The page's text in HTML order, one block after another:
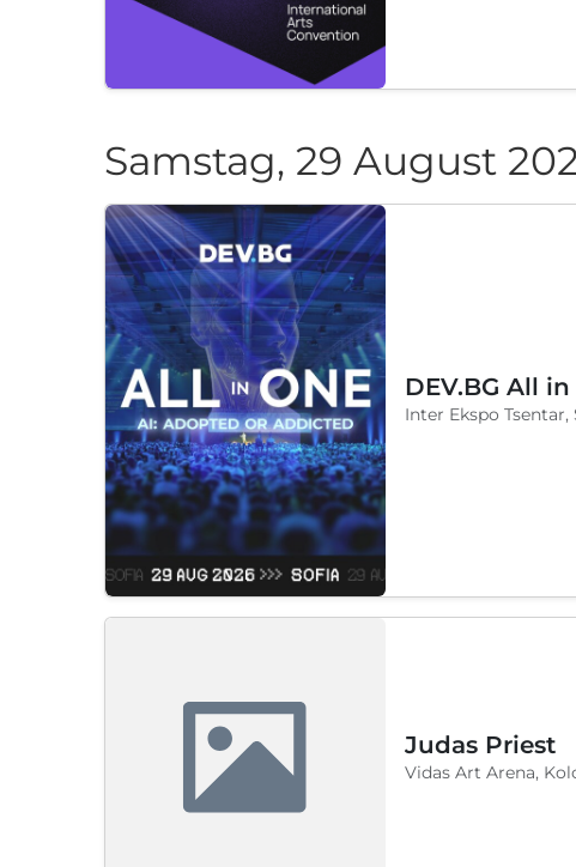
Samstag, 29 August
DEV.BG All
Inter Ekspo Tsentar,
Judas Priest
Vidas Art Arena,